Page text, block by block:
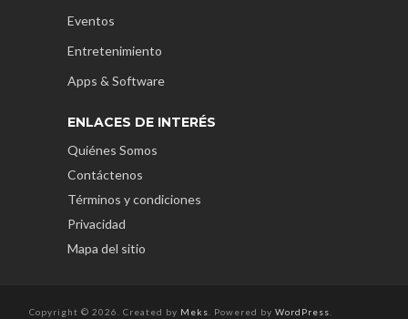
Eventos
Entretenimiento
Apps & Software
ENLACES DE INTERÉS
Quiénes Somos
Contáctenos
Términos y condiciones
Privacidad
Mapa del sitio
Copyright © 2026. Created by Meks . Powered by WordPress